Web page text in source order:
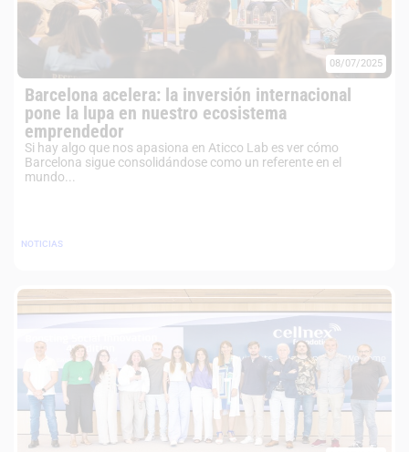
08/07/2025
Barcelona acelera: la inversión internacional
pone la lupa en nuestro ecosistema
emprendedor
Si hay algo que nos apasiona en Aticco Lab es ver cómo
Barcelona sigue consolidándose como un referente en el
mundo...
NOTICIAS